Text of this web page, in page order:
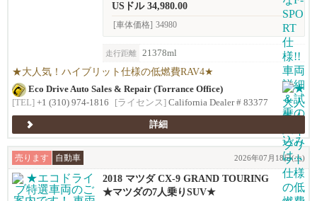
USドル 34,980.00
[車体価格] 34980
走行距離 21378ml
★大人気！ハイブリット仕様の低燃費RAV4★
Eco Drive Auto Sales & Repair (Torrance Office)
[TEL] +1 (310) 974-1816 [ライセンス] California Dealer # 83377
詳細
売ります 自動車 2026年07月18日(土)
2018 マツダ CX-9 GRAND TOURING
★マツダの7人乗りSUV★